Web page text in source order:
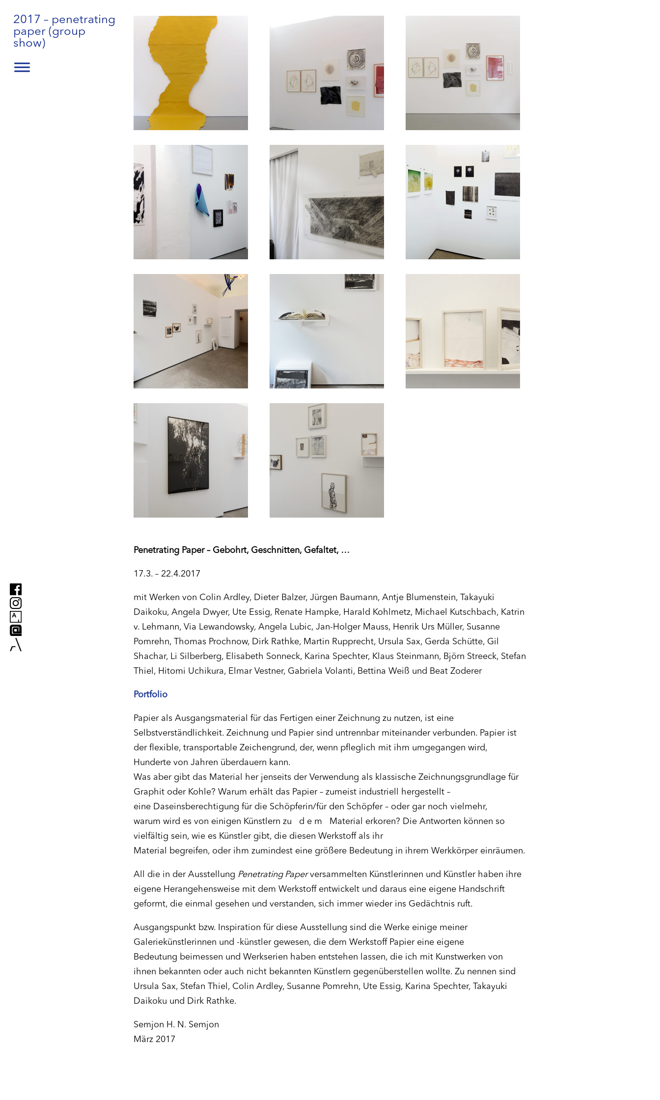
2017 – penetrating
paper (group
show)
Penetrating Paper – Gebohrt, Geschnitten, Gefaltet, …
17.3. – 22.4.2017
mit Werken von Colin Ardley, Dieter Balzer, Jürgen Baumann, Antje Blumenstein, Takayuki
Daikoku, Angela Dwyer, Ute Essig, Renate Hampke, Harald Kohlmetz, Michael Kutschbach, Katrin
v. Lehmann, Via Lewandowsky, Angela Lubic, Jan-Holger Mauss, Henrik Urs Müller, Susanne
Pomrehn, Thomas Prochnow, Dirk Rathke, Martin Rupprecht, Ursula Sax, Gerda Schütte, Gil
Shachar, Li Silberberg, Elisabeth Sonneck, Karina Spechter, Klaus Steinmann, Björn Streeck, Stefan
Thiel, Hitomi Uchikura, Elmar Vestner, Gabriela Volanti, Bettina Weiß und Beat Zoderer
Portfolio
Papier als Ausgangsmaterial für das Fertigen einer Zeichnung zu nutzen, ist eine
Selbstverständlichkeit. Zeichnung und Papier sind untrennbar miteinander verbunden. Papier ist
der flexible, transportable Zeichengrund, der, wenn pfleglich mit ihm umgegangen wird,
Hunderte von Jahren überdauern kann.
Was aber gibt das Material her jenseits der Verwendung als klassische Zeichnungsgrundlage für
Graphit oder Kohle? Warum erhält das Papier – zumeist industriell hergestellt –
eine Daseinsberechtigung für die Schöpferin/für den Schöpfer – oder gar noch vielmehr,
warum wird es von einigen Künstlern zu d e m Material erkoren? Die Antworten können so
vielfältig sein, wie es Künstler gibt, die diesen Werkstoff als ihr
Material begreifen, oder ihm zumindest eine größere Bedeutung in ihrem Werkkörper einräumen.
All die in der Ausstellung Penetrating Paperversammelten Künstlerinnen und Künstler haben ihre
eigene Herangehensweise mit dem Werkstoff entwickelt und daraus eine eigene Handschrift
geformt, die einmal gesehen und verstanden, sich immer wieder ins Gedächtnis ruft.
Ausgangspunkt bzw. Inspiration für diese Ausstellung sind die Werke einige meiner
Galeriekünstlerinnen und -künstler gewesen, die dem Werkstoff Papier eine eigene
Bedeutung beimessen und Werkserien haben entstehen lassen, die ich mit Kunstwerken von
ihnen bekannten oder auch nicht bekannten Künstlern gegenüberstellen wollte. Zu nennen sind
Ursula Sax, Stefan Thiel, Colin Ardley, Susanne Pomrehn, Ute Essig, Karina Spechter, Takayuki
Daikoku und Dirk Rathke.
Semjon H. N. Semjon
März 2017